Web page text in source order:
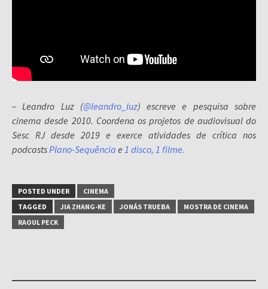
– Leandro Luz (@leandro_luz) escreve e pesquisa sobre
cinema desde 2010. Coordena os projetos de audiovisual do
Sesc RJ desde 2019 e exerce atividades de crítica nos
podcastsPlano-Sequência e 1 disco, 1 filme.
POSTED UNDER
CINEMA
TAGGED
JIA ZHANG-KE JONÁS TRUEBA
MOSTRA DE CINEMA
RAOUL PECK